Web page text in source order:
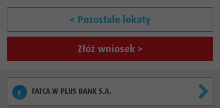
< Pozostałe lokaty
Złóż wniosek >
FATCA W PLUS BANK S.A.